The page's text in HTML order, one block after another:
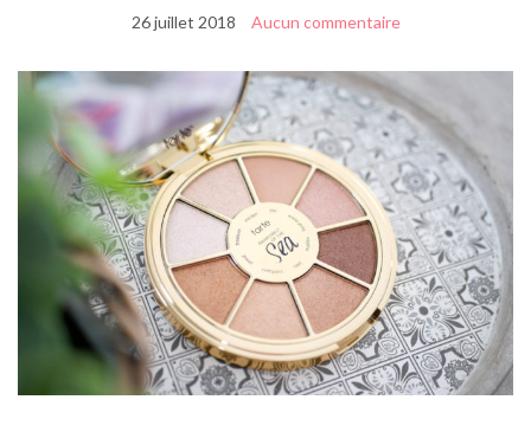
26 juillet 2018 Aucun commentaire